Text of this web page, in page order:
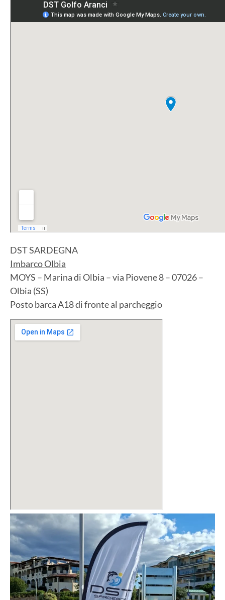
DST SARDEGNA
Imbarco Olbia
MOYS – Marina di Olbia – via Piovene 8 – 07026 –
Olbia (SS)
Posto barca A18 di fronte al parcheggio